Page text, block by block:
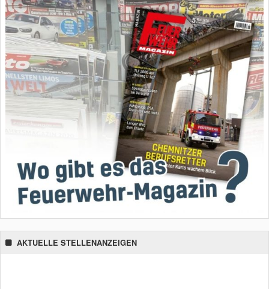
AKTUELLE STELLENANZEIGEN